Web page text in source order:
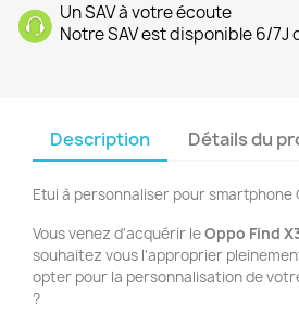
Un SAV à votre écoute
Notre SAV est disponible 6/7J
Description Détails du
Etui à personnaliser pour smartphone
Vous venez d'acquérir leOppo Find
souhaitez vous l'approprier
opter pour la personnalisation de
?